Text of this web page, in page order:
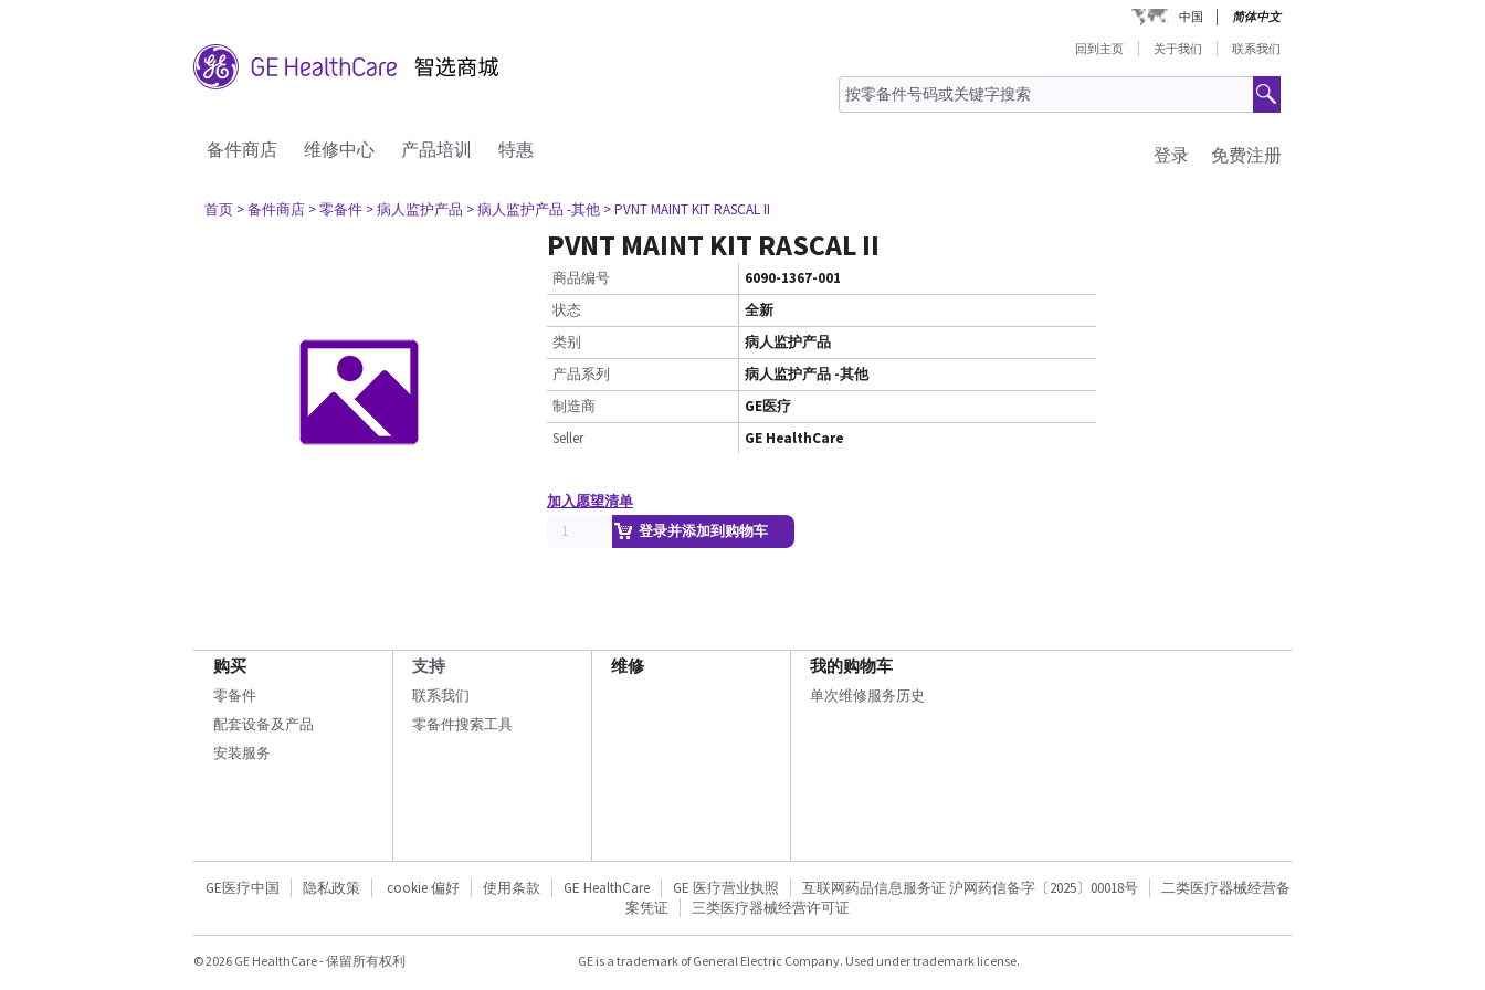
中国 简体中文
回到主页 关于我们 联系我们
备件商店 维修中心 产品培训 特惠 免费注册
登录
首页 > 备件商店 > 零备件 > 病人监护产品 > 病人监护产品 -其他 > PVNT MAINT KIT RASCAL II
PVNT MAINT KIT RASCAL II
商品编号
6090-1367-001
状态
全新
类别
病人监护产品
产品系列
病人监护产品 -其他
制造商
GE医疗
Seller
GE HealthCare
加入愿望清单
登录并添加到购物车
购买
零备件
配套设备及产品
安装服务
支持
联系我们
零备件搜索工具
维修 我的购物车
单次维修服务历史
GE医疗中国 隐私政策 cookie 偏好 使用条款 GE HealthCare GE 医疗营业执照 互联网药品信息服务证 沪网药信备字〔2025〕00018号
二类医疗器械经营备
案凭证
三类医疗器械经营许可证
© 2026 GE HealthCare - 保留所有权利 GE is a trademark of General Electric Company. Used under trademark license.